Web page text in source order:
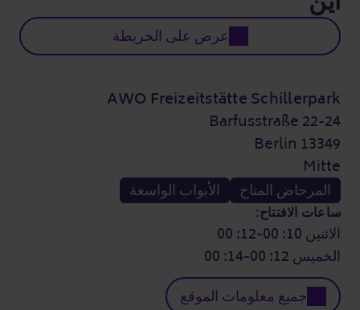
عرض على الخريطة
AWO Freizeitstätte Schillerpark
Barfusstraße 22-24
13349 Berlin
Mitte
المرحاض المتاح
الأبواب الواسعة
ساعات الافتتاح:
الاثنين 10: 00-12: 00
الخميس 12: 00-14: 00
جميع معلومات الموقع